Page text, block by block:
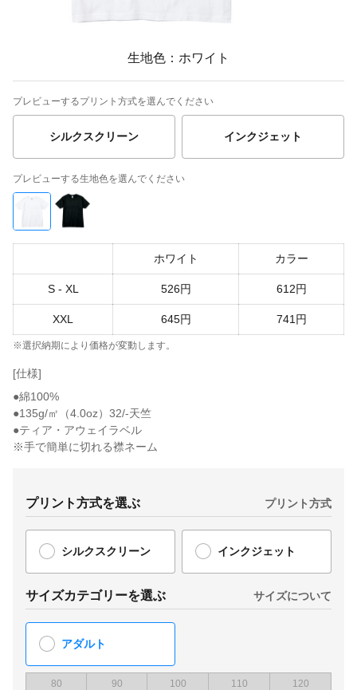
生地色：ホワイト
プレビューするプリント方式を選んでください
シルクスクリーン インクジェット
プレビューする生地色を選んでください
ホワイト カラー
S - XL 526円 612円
XXL 645円 741円
※選択納期により価格が変動します。
[仕様]
●綿100%
●135g/㎡（4.0oz）32/-天竺
●ティア・アウェイラベル
※手で簡単に切れる襟ネーム
プリント方式を選ぶ プリント方式
シルクスクリーン インクジェット
サイズカテゴリーを選ぶ サイズについて
アダルト
80 90 100 110
120